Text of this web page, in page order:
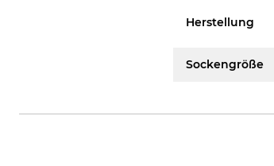
Herstellung
Sockengröße